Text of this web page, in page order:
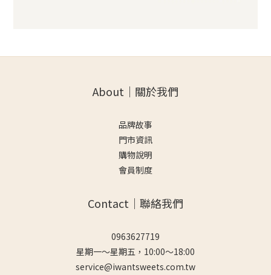
About｜關於我們
品牌故事
門市資訊
購物說明
會員制度
Contact｜聯絡我們
0963627719
星期一～星期五，10:00～18:00
service@iwantsweets.com.tw